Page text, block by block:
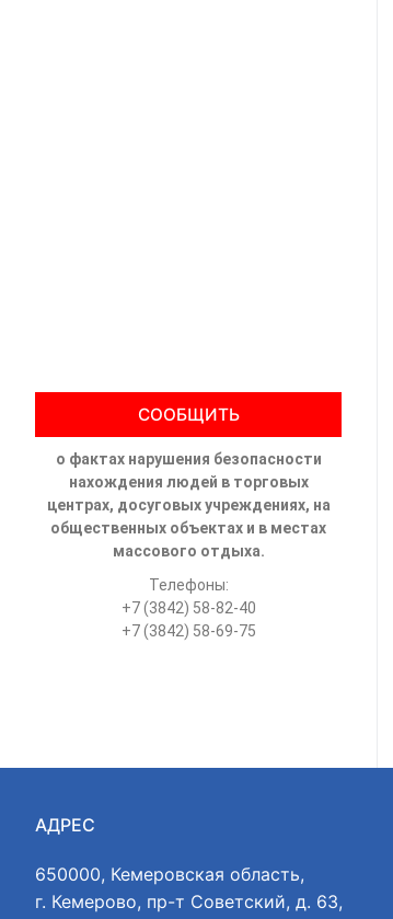
СООБЩИТЬ
о фактах нарушения безопасности
нахождения людей в торговых
центрах, досуговых учреждениях, на
общественных объектах и в местах
массового отдыха.
Телефоны:
+7 (3842) 58-82-40
+7 (3842) 58-69-75
АДРЕС
650000, Кемеровская область,
г. Кемерово, пр-т Советский, д. 63,